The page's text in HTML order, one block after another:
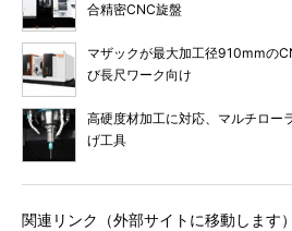
合精密CNC旋盤
マザックが最大加工径910mmの
び長尺ワーク向け
高硬度材加工に対応、マルチロー
げ工具
関連リンク（外部サイトに移動します）